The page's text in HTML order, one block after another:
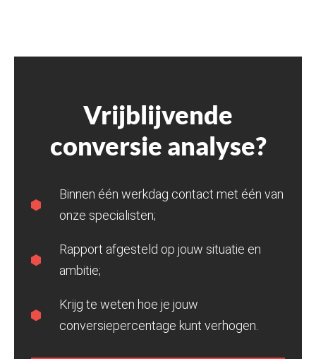
Vrijblijvende
conversie analyse?
Binnen één werkdag contact met één van
onze specialisten;
Rapport afgesteld op jouw situatie en
ambitie;
Krijg te weten hoe je jouw
conversiepercentage kunt verhogen.